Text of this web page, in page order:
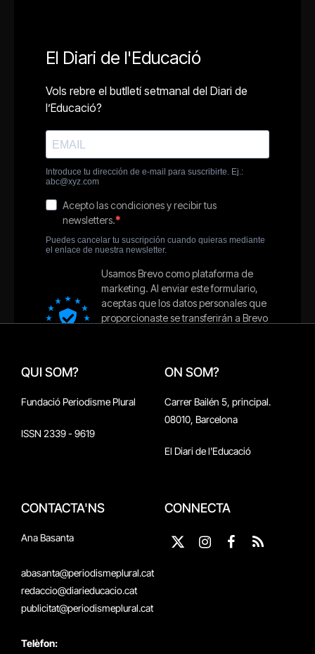
QUI SOM?
Fundació Periodisme Plural
ISSN 2339 - 9619
ON SOM?
Carrer Bailén 5, principal.
08010, Barcelona
El Diari de l'Educació
CONTACTA'NS
Ana Basanta
abasanta@periodismeplural.cat
redaccio@diarieducacio.cat
publicitat@periodismeplural.cat
Telèfon:
CONNECTA
X
Instagram
Facebook
RSS